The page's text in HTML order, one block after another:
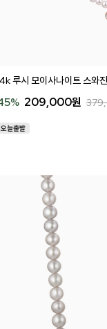
루시 모이사나이트 스
% 209,000원